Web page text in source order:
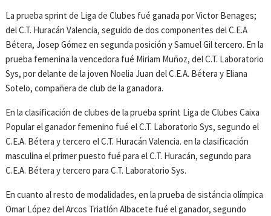
La prueba sprint de Liga de Clubes fué ganada por Victor Benages;
del C.T. Huracán Valencia, seguido de dos componentes del C.E.A
Bétera, Josep Gómez en segunda posición y Samuel Gil tercero. En la
prueba femenina la vencedora fué Miriam Muñoz, del C.T. Laboratorio
Sys, por delante de la joven Noelia Juan del C.E.A. Bétera y Eliana
Sotelo, compañera de club de la ganadora.
En la clasificación de clubes de la prueba sprint Liga de Clubes Caixa
Popular el ganador femenino fué el C.T. Laboratorio Sys, segundo el
C.E.A. Bétera y tercero el C.T. Huracán Valencia. en la clasificación
masculina el primer puesto fué para el C.T. Huracán, segundo para
C.E.A. Bétera y tercero para C.T. Laboratorio Sys.
En cuanto al resto de modalidades, en la prueba de sistáncia olímpica
Omar López del Arcos Triatlón Albacete fué el ganador, segundo